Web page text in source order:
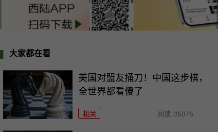
大家都在看
美国对盟友捅刀！中国这步棋，
全世界都看傻了
相关 阅读 35076